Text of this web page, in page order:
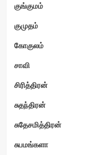
குங்குமம்
குமுதம்
கோகுலம்
சாவி
சிரித்திரன்
சுதந்திரன்
சுதேசமித்திரன்
சுபமங்களா